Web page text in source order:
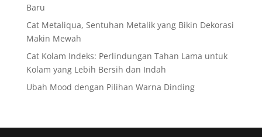
Baru
Cat Metaliqua, Sentuhan Metalik yang Bikin Dekorasi
Makin Mewah
Cat Kolam Indeks: Perlindungan Tahan Lama untuk
Kolam yang Lebih Bersih dan Indah
Ubah Mood dengan Pilihan Warna Dinding